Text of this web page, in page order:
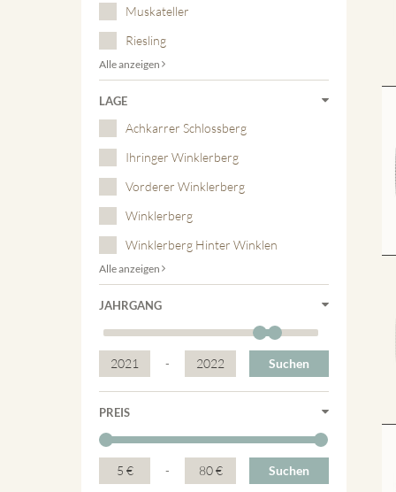
Muskateller
Riesling
Alle anzeigen
LAGE
Achkarrer Schlossberg
Ihringer Winklerberg
Vorderer Winklerberg
Winklerberg
Winklerberg Hinter Winklen
Alle anzeigen
JAHRGANG
2021 - 2022 Suchen
PREIS
5 € - 80 € Suchen